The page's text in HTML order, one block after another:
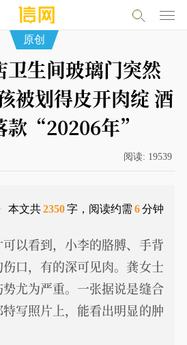
原创
卫生间玻璃门突然
被划得皮开肉绽 酒
款“20206年”
阅读: 19539
本文共2350字，阅读约需 6分钟
以看到，小李的胳膊、手背
口，有的深可见肉。龚女士
尤为严重。一张据说是缝合
写照片上，能看出明显的肿